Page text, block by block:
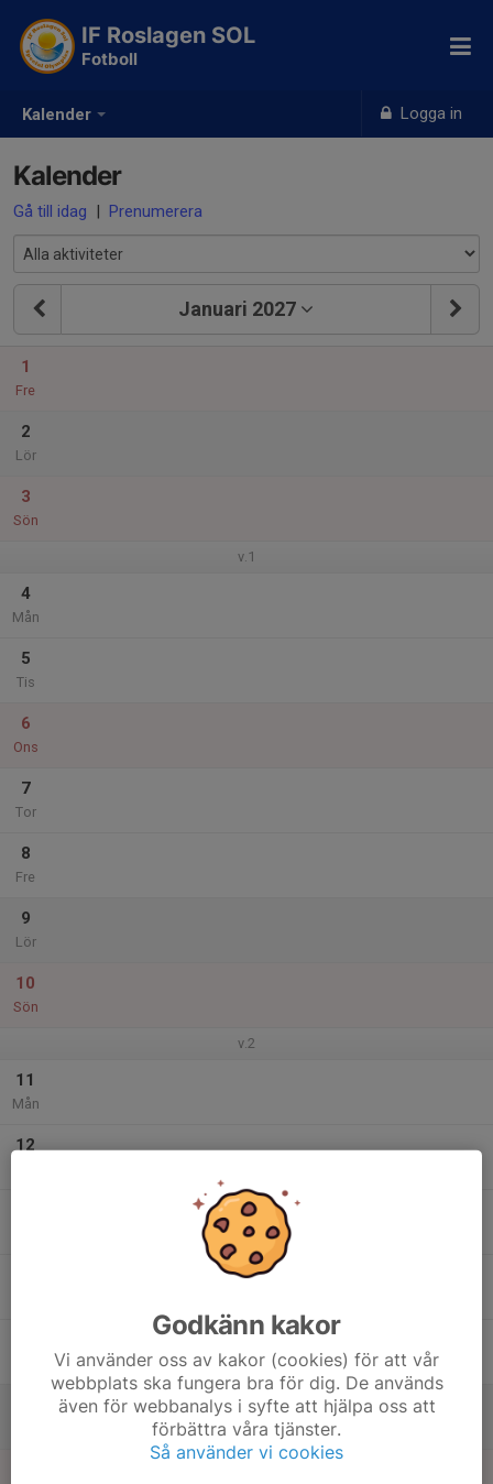
Kalender Logga in
IF Roslagen SOL
Fotboll
Kalender
Gå till idag | Prenumerera
Januari 2027
1
Fre
2
Lör
3
Sön
v.1
4
Mån
5
Tis
6
Ons
7
Tor
8
Fre
9
Lör
10
Sön
v.2
11
Mån
12
Godkänn kakor
Vi använder oss av kakor (cookies) för att vår
webbplats ska fungera bra för dig. De används
även för webbanalys i syfte att hjälpa oss att
förbättra våra tjänster.
Så använder vi cookies